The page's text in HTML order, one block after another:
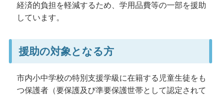
経済的負担を軽減するため、学用品費等の一部を援助
しています。
援助の対象となる方
市内小中学校の特別支援学級に在籍する児童生徒をも
つ保護者（要保護及び準要保護世帯として認定されて